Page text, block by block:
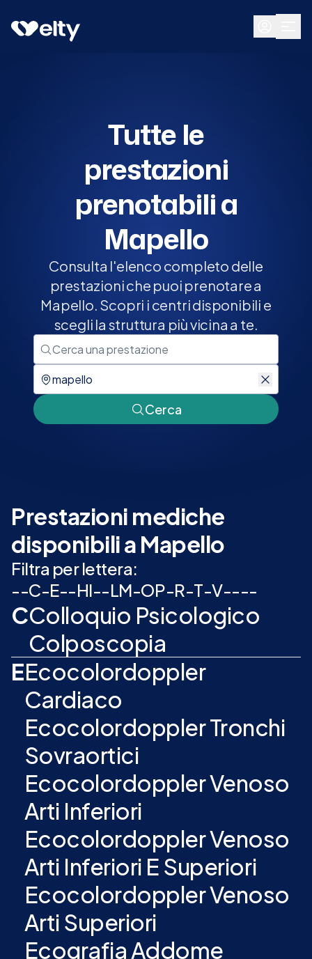
Prenota visita
Tutte le
prestazioni
prenotabili a
Mapello
Consulta l'elenco completo delle
prestazioni che puoi prenotare a
Mapello. Scopri i centri disponibili e
scegli la struttura più vicina a te.
Cerca
Prestazioni mediche
disponibili a Mapello
Filtra per lettera:
--C-E--HI--LM-OP-R-T-V----
CColloquio Psicologico
Colposcopia
EEcocolordoppler
Cardiaco
Ecocolordoppler Tronchi
Sovraortici
Ecocolordoppler Venoso
Arti Inferiori
Ecocolordoppler Venoso
Arti Inferiori E Superiori
Ecocolordoppler Venoso
Arti Superiori
Ecografia Addome